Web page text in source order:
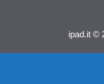
ipad.it ©